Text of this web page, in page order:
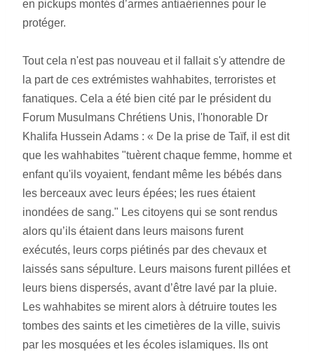
en pickups montés d’armes antiaériennes pour le
protéger.
Tout cela n'est pas nouveau et il fallait s'y attendre de
la part de ces extrémistes wahhabites, terroristes et
fanatiques. Cela a été bien cité par le président du
Forum Musulmans Chrétiens Unis, l'honorable Dr
Khalifa Hussein Adams : « De la prise de Taïf, il est dit
que les wahhabites "tuèrent chaque femme, homme et
enfant qu'ils voyaient, fendant même les bébés dans
les berceaux avec leurs épées; les rues étaient
inondées de sang." Les citoyens qui se sont rendus
alors qu’ils étaient dans leurs maisons furent
exécutés, leurs corps piétinés par des chevaux et
laissés sans sépulture. Leurs maisons furent pillées et
leurs biens dispersés, avant d’être lavé par la pluie.
Les wahhabites se mirent alors à détruire toutes les
tombes des saints et les cimetières de la ville, suivis
par les mosquées et les écoles islamiques. Ils ont